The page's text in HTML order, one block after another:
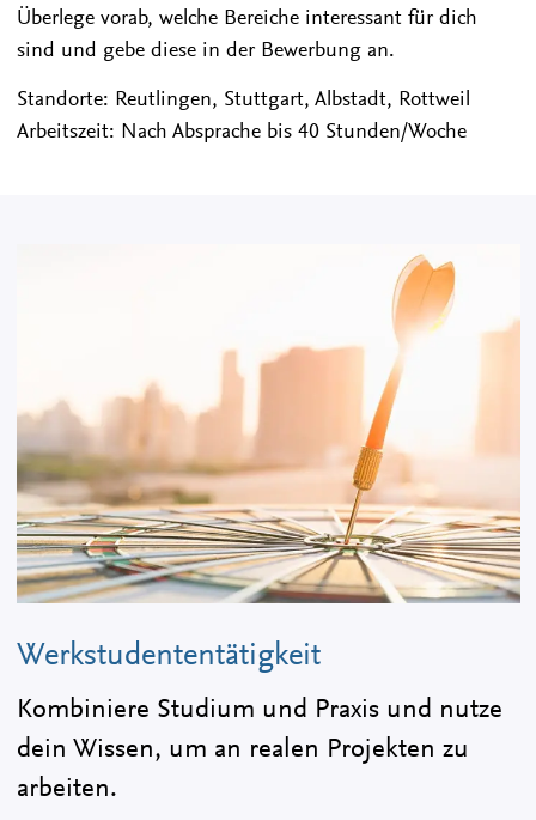
Überlege vorab, welche Bereiche interessant für dich
sind und gebe diese in der Bewerbung an.
Standorte: Reutlingen, Stuttgart, Albstadt, Rottweil
Arbeitszeit: Nach Absprache bis 40 Stunden/Woche
Werkstudententätigkeit
Kombiniere Studium und Praxis und nutze
dein Wissen, um an realen Projekten zu
arbeiten.